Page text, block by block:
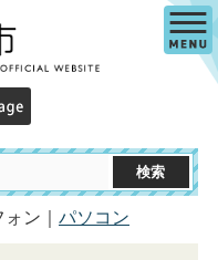
ン｜ パソコン